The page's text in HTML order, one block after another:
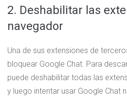
2. Deshabilitar las
navegador
Una de sus extensiones de
bloquear Google Chat. Para
puede deshabilitar todas las
y luego intentar usar Google Chat